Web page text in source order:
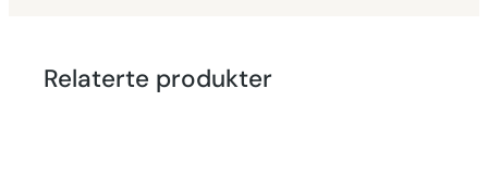
Relaterte produkter